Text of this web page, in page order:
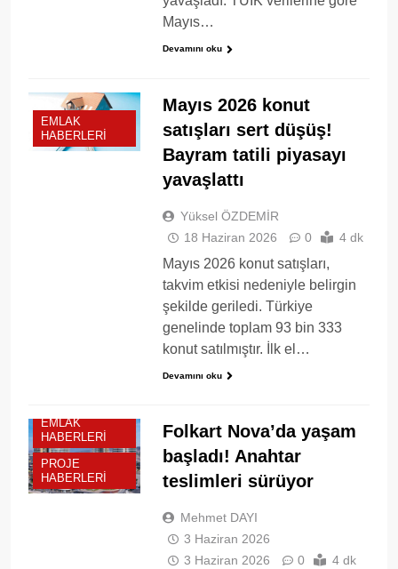
Mayıs…
Devamını oku
EMLAK
HABERLERI
Mayıs 2026 konut
satışları sert düşüş!
Bayram tatili piyasayı
yavaşlattı
Yüksel ÖZDEMİR
18 Haziran 2026
0 4 dk
Mayıs 2026 konut satışları,
takvim etkisi nedeniyle belirgin
şekilde geriledi. Türkiye
genelinde toplam 93 bin 333
konut satılmıştır. İlk el…
Devamını oku
EMLAK
HABERLERI
PROJE
HABERLERI
Folkart Nova’da yaşam
başladı! Anahtar
teslimleri sürüyor
Mehmet DAYI
3 Haziran 2026
3 Haziran 2026
0 4 dk